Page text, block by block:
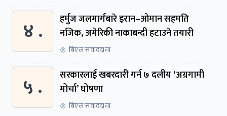
४ .
हर्मुज जलमार्गबारे इरान–ओमान सहमति
नजिक, अमेरिकी नाकाबन्दी हटाउने तयारी
बिएल संवाददाता
५ .
सरकारलाई खबरदारी गर्न ७ दलीय ‘अग्रगामी
मोर्चा’ घोषणा
बिएल संवाददाता